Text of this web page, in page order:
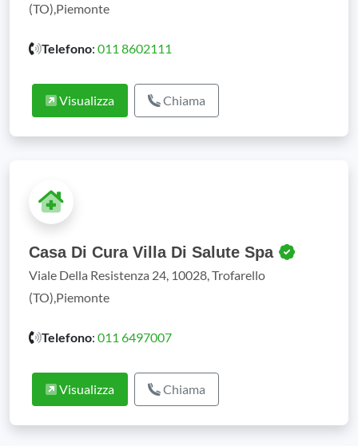
(TO),Piemonte
Telefono: 011 8602111
Visualizza Chiama
Casa Di Cura Villa Di Salute Spa
Viale Della Resistenza 24, 10028, Trofarello
(TO),Piemonte
Telefono: 011 6497007
Visualizza Chiama